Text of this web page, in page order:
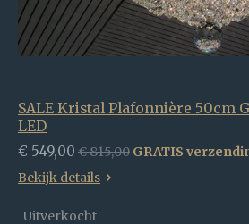
SALE Kristal Plafonnière 50cm
LED
€ 549,00 € 815,00 GRATIS
Bekijk details
Uitverkocht